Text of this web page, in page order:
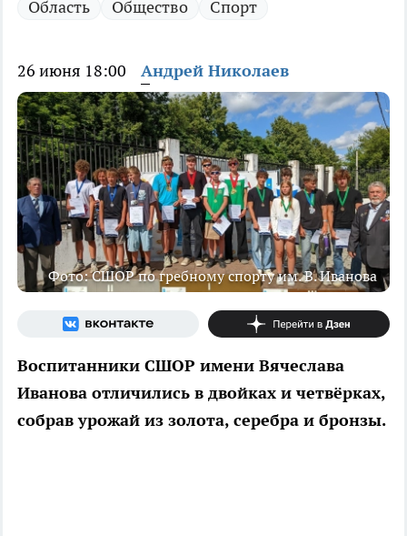
Область Общество Спорт
26 июня 18:00 Андрей Николаев
Фото: СШОР по гребному спорту им. В. Иванова
Воспитанники СШОР имени Вячеслава
Иванова отличились в двойках и четвёрках,
собрав урожай из золота, серебра и бронзы.